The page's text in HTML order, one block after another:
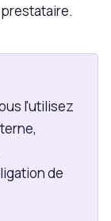
l'utilisez
de